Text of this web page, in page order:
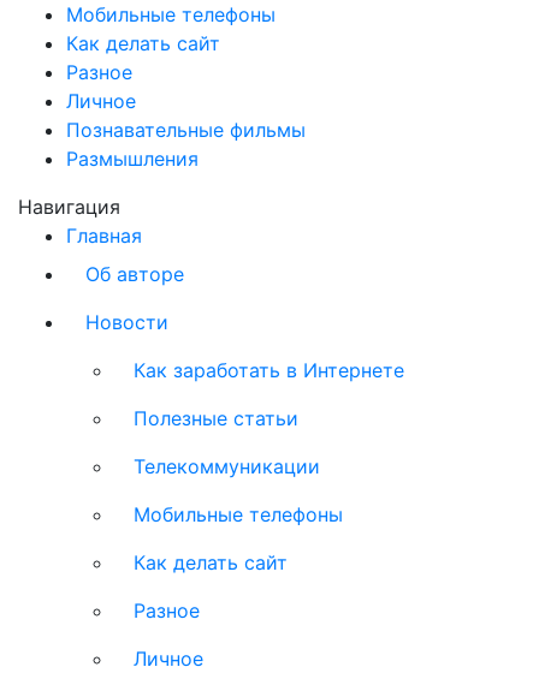
Мобильные телефоны
Как делать сайт
Разное
Личное
Познавательные фильмы
Размышления
Навигация
Главная
Об авторе
Новости
Как заработать в Интернете
Полезные статьи
Телекоммуникации
Мобильные телефоны
Как делать сайт
Разное
Личное